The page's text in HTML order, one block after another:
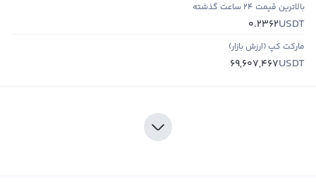
بالاترین قیمت ۲۴ ساعت گذشته
USDT
0.2362
مارکت کپ (ارزش بازار)
USDT
69,607,467